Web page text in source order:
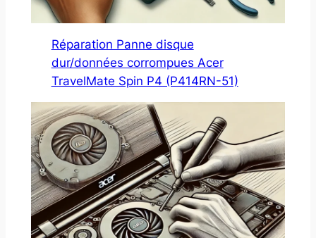
Réparation Panne disque
dur/données corrompues Acer
TravelMate Spin P4 (P414RN-51)